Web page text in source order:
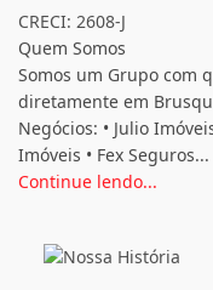
CRECI: 2608-J
Quem Somos
Negócios: • Julio